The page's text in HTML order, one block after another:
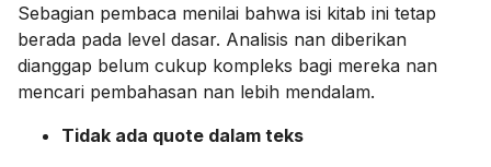
Sebagian pembaca menilai bahwa isi kitab ini tetap
berada pada level dasar. Analisis nan diberikan
dianggap belum cukup kompleks bagi mereka nan
mencari pembahasan nan lebih mendalam.
Tidak ada quote dalam teks